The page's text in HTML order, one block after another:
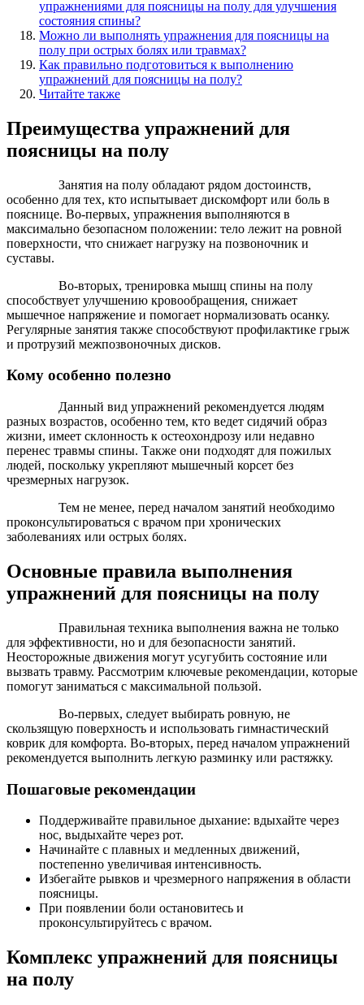
упражнениями для поясницы на полу для улучшения
состояния спины?
Можно ли выполнять упражнения для поясницы на
полу при острых болях или травмах?
Как правильно подготовиться к выполнению
упражнений для поясницы на полу?
Читайте также
Преимущества упражнений для
поясницы на полу
Занятия на полу обладают рядом достоинств,
особенно для тех, кто испытывает дискомфорт или боль в
пояснице. Во-первых, упражнения выполняются в
максимально безопасном положении: тело лежит на ровной
поверхности, что снижает нагрузку на позвоночник и
суставы.
Во-вторых, тренировка мышц спины на полу
способствует улучшению кровообращения, снижает
мышечное напряжение и помогает нормализовать осанку.
Регулярные занятия также способствуют профилактике грыж
и протрузий межпозвоночных дисков.
Кому особенно полезно
Данный вид упражнений рекомендуется людям
разных возрастов, особенно тем, кто ведет сидячий образ
жизни, имеет склонность к остеохондрозу или недавно
перенес травмы спины. Также они подходят для пожилых
людей, поскольку укрепляют мышечный корсет без
чрезмерных нагрузок.
Тем не менее, перед началом занятий необходимо
проконсультироваться с врачом при хронических
заболеваниях или острых болях.
Основные правила выполнения
упражнений для поясницы на полу
Правильная техника выполнения важна не только
для эффективности, но и для безопасности занятий.
Неосторожные движения могут усугубить состояние или
вызвать травму. Рассмотрим ключевые рекомендации, которые
помогут заниматься с максимальной пользой.
Во-первых, следует выбирать ровную, не
скользящую поверхность и использовать гимнастический
коврик для комфорта. Во-вторых, перед началом упражнений
рекомендуется выполнить легкую разминку или растяжку.
Пошаговые рекомендации
Поддерживайте правильное дыхание: вдыхайте через
нос, выдыхайте через рот.
Начинайте с плавных и медленных движений,
постепенно увеличивая интенсивность.
Избегайте рывков и чрезмерного напряжения в области
поясницы.
При появлении боли остановитесь и
проконсультируйтесь с врачом.
Комплекс упражнений для поясницы
на полу